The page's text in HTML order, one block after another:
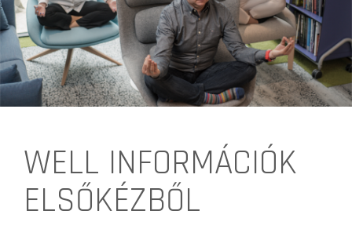
WELL INFORMÁCIÓK
ELSŐKÉZBŐL